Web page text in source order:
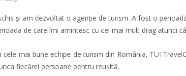
și am dezvoltat o agenție de turism. A fost o
de care îmi amintesc cu cel mai mult drag atunci
mai bune echipe de turism din România, TUI
fiecărei persoane pentru reușită.